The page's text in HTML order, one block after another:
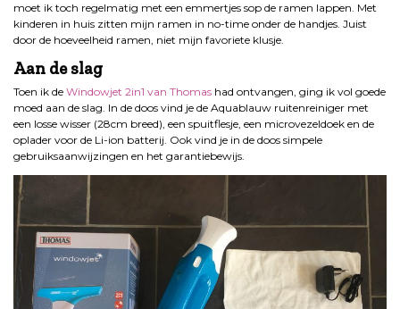
moet ik toch regelmatig met een emmertjes sop de ramen lappen. Met
kinderen in huis zitten mijn ramen in no-time onder de handjes. Juist
door de hoeveelheid ramen, niet mijn favoriete klusje.
Aan de slag
Toen ik de Windowjet 2in1 van Thomas had ontvangen, ging ik vol goede
moed aan de slag. In de doos vind je de Aquablauw ruitenreiniger met
een losse wisser (28cm breed), een spuitflesje, een microvezeldoek en de
oplader voor de Li-ion batterij. Ook vind je in de doos simpele
gebruiksaanwijzingen en het garantiebewijs.